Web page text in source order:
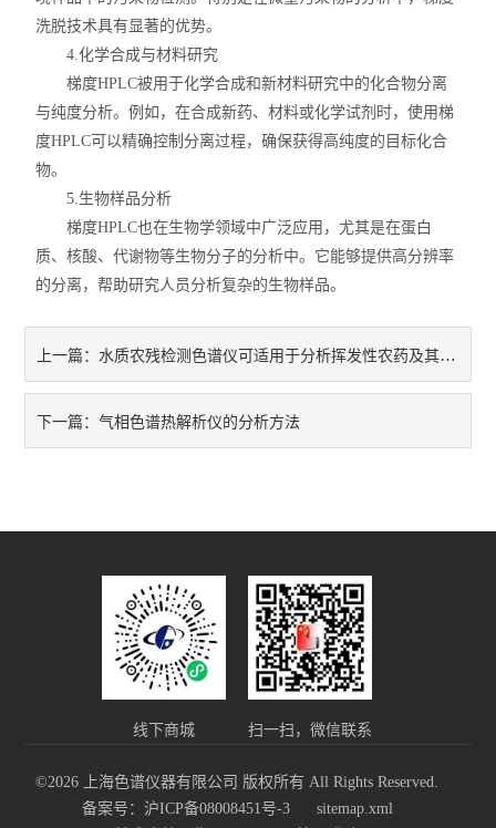
洗脱技术具有显著的优势。
4.化学合成与材料研究
梯度HPLC被用于化学合成和新材料研究中的化合物分离
与纯度分析。例如，在合成新药、材料或化学试剂时，使用梯
度HPLC可以精确控制分离过程，确保获得高纯度的目标化合
物。
5.生物样品分析
梯度HPLC也在生物学领域中广泛应用，尤其是在蛋白
质、核酸、代谢物等生物分子的分析中。它能够提供高分辨率
的分离，帮助研究人员分析复杂的生物样品。
上一篇：水质农残检测色谱仪可适用于分析挥发性农药及其代谢产物
下一篇：气相色谱热解析仪的分析方法
线下商城 扫一扫，微信联系
©2026 上海色谱仪器有限公司 版权所有 All Rights Reserved.
备案号：沪ICP备08008451号-3
sitemap.xml